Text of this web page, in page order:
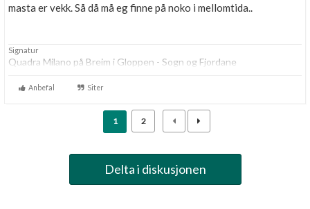
masta er vekk. Så då må eg finne på noko i mellomtida..
Signatur
Quadra Milano på Breim i Gloppen - Sogn og Fjordane
Anbefal Siter
1 2
Delta i diskusjonen